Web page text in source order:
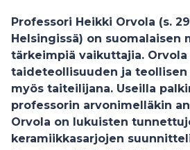
Professori Heikki Orvola (s.
Helsingissä) on suomalaisen
tärkeimpiä vaikuttajia.
taideteollisuuden ja teollisen
myös taiteilijana. Useilla
professorin arvonimelläkin
Orvola on lukuisten
keramiikkasarjojen